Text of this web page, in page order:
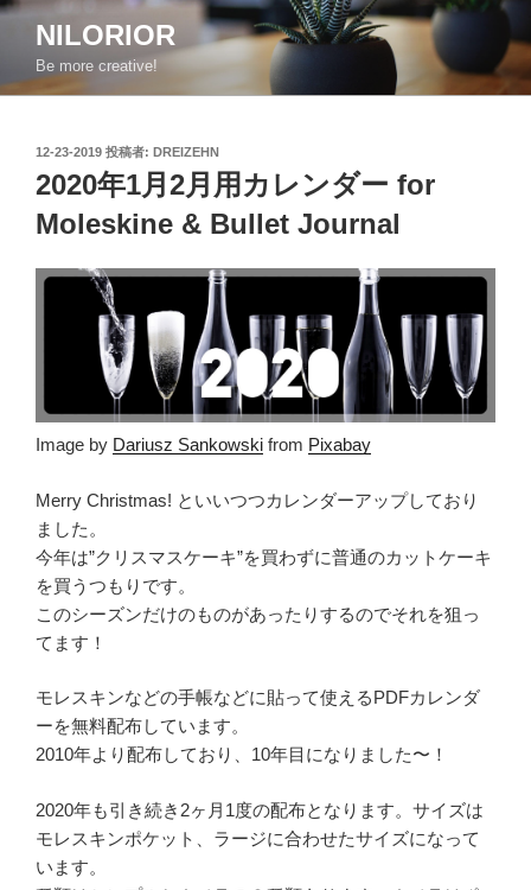
コ
ン
NILORIOR
Be more creative!
投
稿
日:
12-23-2019 投稿者: DREIZEHN
2020年1月2月用カレンダー for
Moleskine & Bullet Journal
Image by Dariusz Sankowski from Pixabay
Merry Christmas! といいつつカレンダーアップしており
ました。
今年は”クリスマスケーキ”を買わずに普通のカットケーキ
を買うつもりです。
このシーズンだけのものがあったりするのでそれを狙っ
てます！
モレスキンなどの手帳などに貼って使えるPDFカレンダ
ーを無料配布しています。
2010年より配布しており、10年目になりました〜！
2020年も引き続き2ヶ月1度の配布となります。サイズは
モレスキンポケット、ラージに合わせたサイズになって
います。